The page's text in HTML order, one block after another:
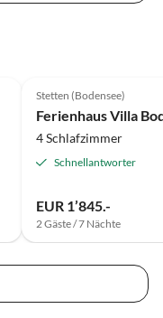
Auszeichnung 2025
Stetten (Bodensee)
Ferienhaus Villa
4 Schlafzimmer
Schnellantworter
EUR 1’845.-
2 Gäste / 7 Nächte